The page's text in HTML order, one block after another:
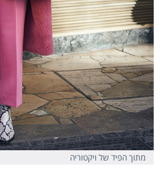
מתוך הפיד של ויקטוריה